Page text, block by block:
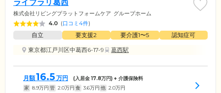
ライブラリ葛西
株式会社リビングプラットフォームケア グループホーム
4.0 (口コミ4件)
自立 要支援2 要介護1〜5
認知症可
東京都江戸川区中葛西6-17-9
葛西駅
月額16.5 万円 (入居金17.8万円) + 介護保険料
家 8.9万円 管 2.0万円 食 3.6万円 他 2.0万円